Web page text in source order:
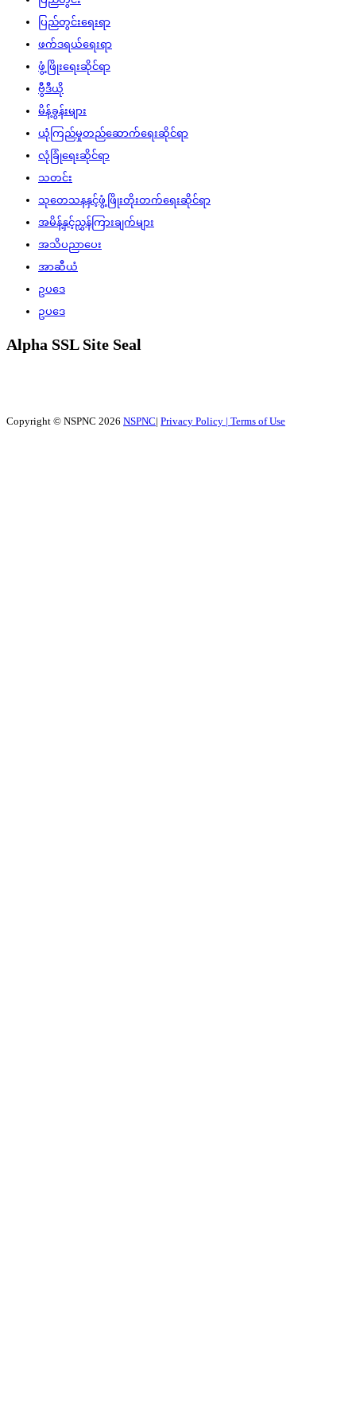
ပြည်တွင်းရေးရာ
ဖက်ဒရယ်ရေးရာ
ဖွံ့ဖြိုးရေးဆိုင်ရာ
ဗွီဒီယို
မိန့်ခွန်းများ
ယုံကြည်မှုတည်ဆောက်ရေးဆိုင်ရာ
လုံခြုံရေးဆိုင်ရာ
သတင်း
သုတေသနနှင့်ဖွံ့ဖြိုးတိုးတက်ရေးဆိုင်ရာ
အမိန့်နှင့်ညွှန်ကြားချက်များ
အသိပညာပေး
အာဆီယံ
ဥပဒေ
ဥပဒေ
Alpha SSL Site Seal
Copyright © NSPNC 2026 NSPNC| Privacy Policy | Terms of Use